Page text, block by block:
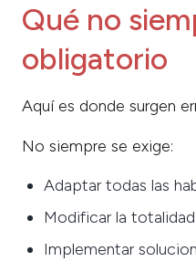
Qué no
obligatorio
Aquí es donde surgen
No siempre se exige:
Adaptar todas las
Modificar la
Implementar